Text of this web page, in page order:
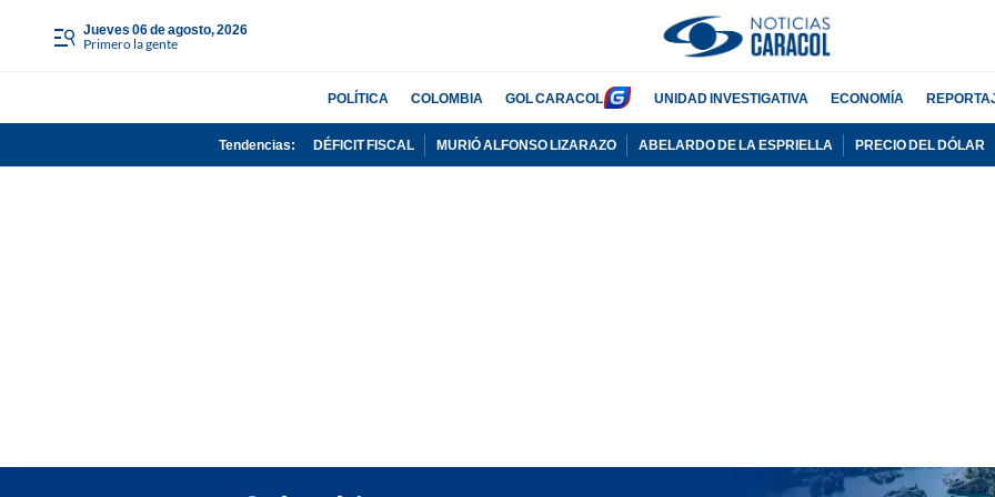
jueves 06 de agosto, 2026
Primero la gente
POLÍTICA COLOMBIA GOL CARACOL UNIDAD INVESTIGATIVA ECONOMÍA
Tendencias: DÉFICIT FISCAL MURIÓ ALFONSO LIZARAZO ABELARDO DE LA ESPRIELLA PRECIO DEL DÓLAR